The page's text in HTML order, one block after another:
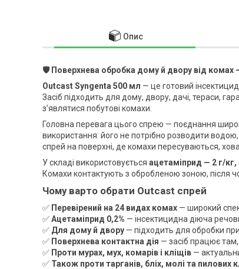
Опис
🛡️ Поверхнева обробка дому й двору від комах
Outcast Syngenta 500 мл — це готовий
Засіб підходить для дому, двору, дачі, тераси,
з’являтися побутові комахи.
Головна перевага цього спрею — поєднання
використання: його не потрібно розводити
спрей на поверхні, де комахи пересуваються,
У складі використовується ацетаміприд — 2 г/кг,
Комахи контактують з обробленою зоною, після
Чому варто обрати Outcast спрей
✅ Перевірений на 24 видах комах — широкий
✅Ацетаміприд 0,2% — інсектицидна діюча
✅ Для дому й двору — підходить для обробки
✅ Поверхнева контактна дія — засіб працює
✅ Проти мурах, мух, комарів і кліщів —
✅ Також проти тарганів, бліх, молі та пилових